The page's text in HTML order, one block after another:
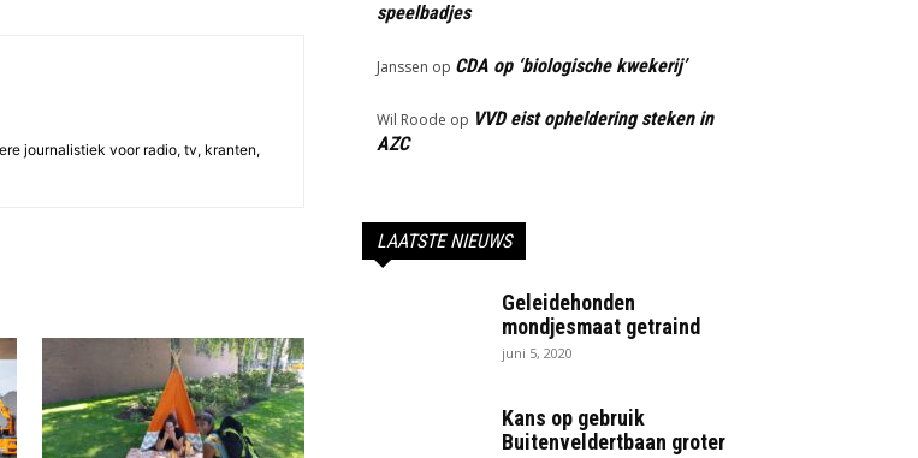
journalistiek voor radio, tv, kranten,
speelbadjes
Janssen op CDA op ‘biologische kwekerij’
Wil Roode op VVD eist opheldering steken in
AZC
LAATSTE NIEUWS
Geleidehonden
mondjesmaat getraind
juni 5, 2020
Kans op gebruik
Buitenveldertbaan groter